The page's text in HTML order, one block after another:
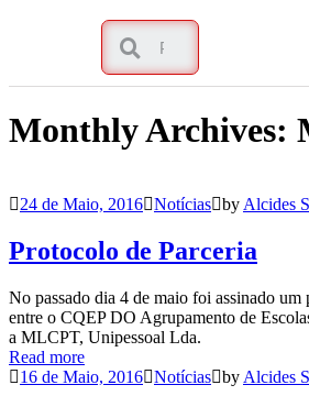
Monthly Archives:
24 de Maio, 2016 Notícias by Alcides
Protocolo de Parceria
No passado dia 4 de maio foi assinado um
entre o CQEP DO Agrupamento de
a MLCPT, Unipessoal Lda.
Read more
16 de Maio, 2016 Notícias by Alcides